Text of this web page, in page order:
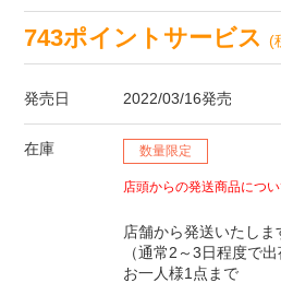
743ポイントサービス(
発売日 2022/03/16発売
在庫 数量限定
店頭からの発送商品につ
店舗から発送いたしま
（通常2～3日程度で出
お一人様1点まで